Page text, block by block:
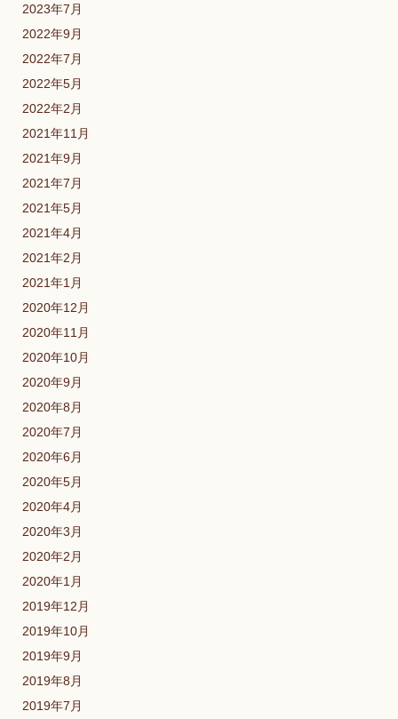
2023年7月
2022年9月
2022年7月
2022年5月
2022年2月
2021年11月
2021年9月
2021年7月
2021年5月
2021年4月
2021年2月
2021年1月
2020年12月
2020年11月
2020年10月
2020年9月
2020年8月
2020年7月
2020年6月
2020年5月
2020年4月
2020年3月
2020年2月
2020年1月
2019年12月
2019年10月
2019年9月
2019年8月
2019年7月